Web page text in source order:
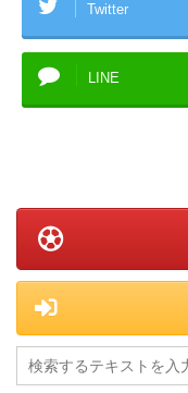
Twitter
LINE